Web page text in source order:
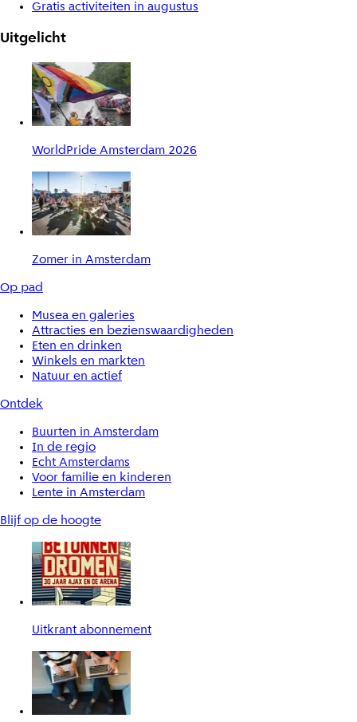
Gratis activiteiten in augustus
Uitgelicht
WorldPride Amsterdam 2026
Zomer in Amsterdam
Op pad
Musea en galeries
Attracties en bezienswaardigheden
Eten en drinken
Winkels en markten
Natuur en actief
Ontdek
Buurten in Amsterdam
In de regio
Echt Amsterdams
Voor familie en kinderen
Lente in Amsterdam
Blijf op de hoogte
Uitkrant abonnement